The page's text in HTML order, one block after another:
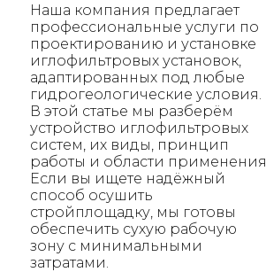
Наша компания предлагает
профессиональные услуги по
проектированию и установке
иглофильтровых установок,
адаптированных под любые
гидрогеологические условия.
В этой статье мы разберём
устройство иглофильтровых
систем, их виды, принцип
работы и области применения.
Если вы ищете надёжный
способ осушить
стройплощадку, мы готовы
обеспечить сухую рабочую
зону с минимальными
затратами.